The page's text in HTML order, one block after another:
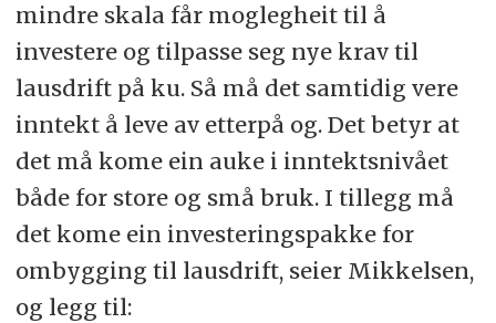
mindre skala får moglegheit til å
investere og tilpasse seg nye krav til
lausdrift på ku. Så må det samtidig vere
inntekt å leve av etterpå og. Det betyr at
det må kome ein auke i inntektsnivået
både for store og små bruk. I tillegg må
det kome ein investeringspakke for
ombygging til lausdrift, seier Mikkelsen,
og legg til: